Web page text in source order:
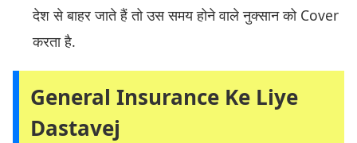
देश से बाहर जाते हैं तो उस समय होने वाले नुक्सान को Cover
करता है.
General Insurance Ke Liye
Dastavej